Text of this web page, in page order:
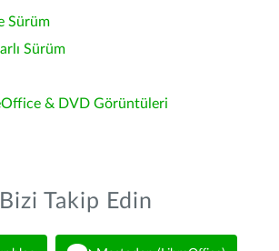
Sürüm
Sürüm
& DVD Görüntüleri
Bizi Takip Edin